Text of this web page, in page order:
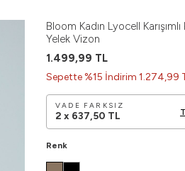
Bloom Kadın Lyocell
Yelek Vizon
1.499,99 TL
Sepette %15 İndirim 1.274,99
VADE FARKSIZ
2 x 637,50 TL
Renk